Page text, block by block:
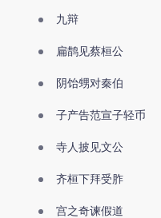
九辩
扁鹊见蔡桓公
阴饴甥对秦伯
子产告范宣子轻币
寺人披见文公
齐桓下拜受胙
宫之奇谏假道